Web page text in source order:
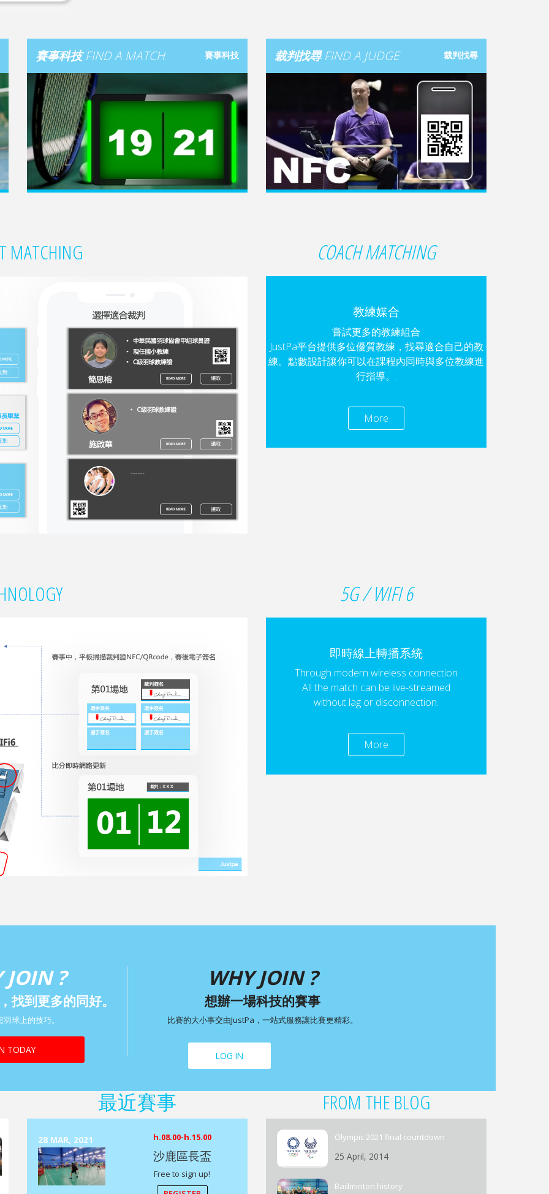
賽事科技FIND A MATCH 賽事科技 裁判找尋FIND A JUDGE 裁判找尋
READ MORE
MATCHING COACH MATCHING
教練媒合
嘗試更多的教練組合
JustPa平台提供多位優質教練，找尋適合自己的教
練。點數設計讓你可以在課程內同時與多位教練進
行指導。.
More
5G / WIFI 6
即時線上轉播系統
Through modern wireless connection
All the match can be live-streamed
without lag or disconnection.
More
JOIN ?
找到更多的同好。
球上的技巧。
TODAY
WHY JOIN ?
想辦一場科技的賽事
比賽的大小事交由JustPa，一站式服務讓比賽更精彩。
LOG IN
最近賽事
28 MAR, 2021 h.08.00-h.15.00
沙鹿區長盃
Free to sign up!
FROM THE BLOG
Olympic 2021 final countdown
25 April, 2014
Badminton history